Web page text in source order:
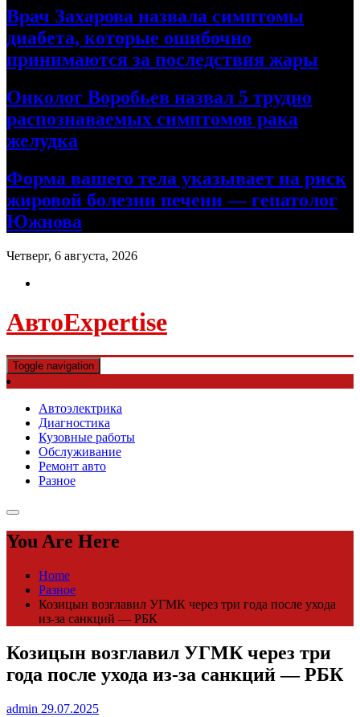
Врач Захарова назвала симптомы
диабета, которые ошибочно
принимаются за последствия жары
Онколог Воробьев назвал 5 трудно
распознаваемых симптомов рака
желудка
Форма вашего тела указывает на риск
жировой болезни печени — гепатолог
Южнова
Четверг, 6 августа, 2026
АвтоExpertise
Toggle navigation
Автоэлектрика
Диагностика
Кузовные работы
Обслуживание
Ремонт авто
Разное
You Are Here
Home
Разное
Козицын возглавил УГМК через три года после ухода
из-за санкций — РБК
Козицын возглавил УГМК через три
года после ухода из-за санкций — РБК
admin 29.07.2025